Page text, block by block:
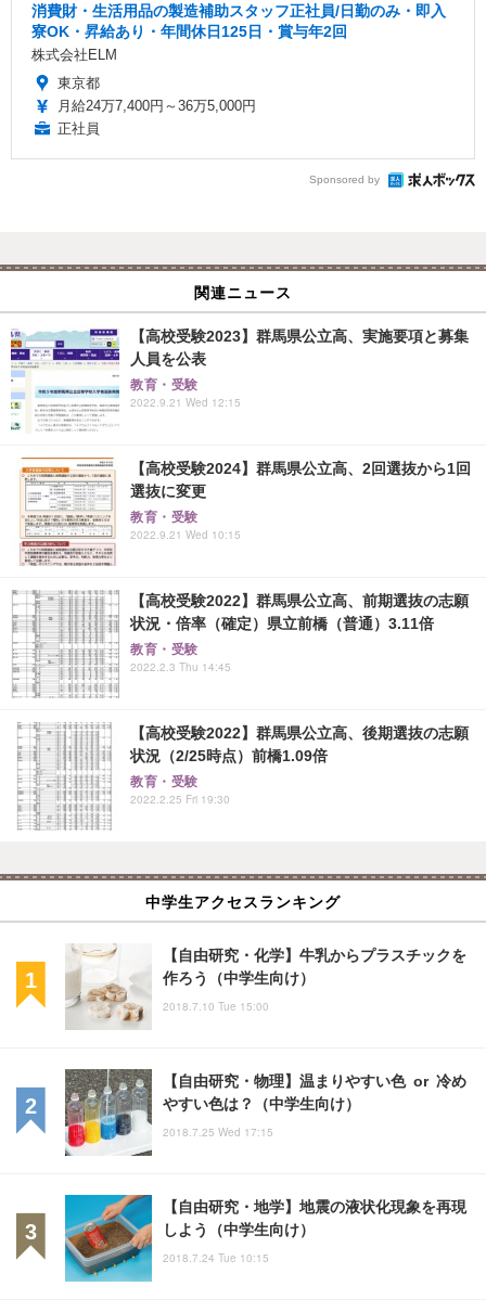
消費財・生活用品の製造補助スタッフ正社員/日勤のみ・即入
寮OK・昇給あり・年間休日125日・賞与年2回
株式会社ELM
東京都
月給24万7,400円～36万5,000円
正社員
Sponsored by
関連ニュース
【高校受験2023】群馬県公立高、実施要項と募集
人員を公表
教育・受験
2022.9.21 Wed 12:15
【高校受験2024】群馬県公立高、2回選抜から1回
選抜に変更
教育・受験
2022.9.21 Wed 10:15
【高校受験2022】群馬県公立高、前期選抜の志願
状況・倍率（確定）県立前橋（普通）3.11倍
教育・受験
2022.2.3 Thu 14:45
【高校受験2022】群馬県公立高、後期選抜の志願
状況（2/25時点）前橋1.09倍
教育・受験
2022.2.25 Fri 19:30
中学生アクセスランキング
【自由研究・化学】牛乳からプラスチックを
作ろう（中学生向け）
2018.7.10 Tue 15:00
【自由研究・物理】温まりやすい色 or 冷め
やすい色は？（中学生向け）
2018.7.25 Wed 17:15
【自由研究・地学】地震の液状化現象を再現
しよう（中学生向け）
2018.7.24 Tue 10:15